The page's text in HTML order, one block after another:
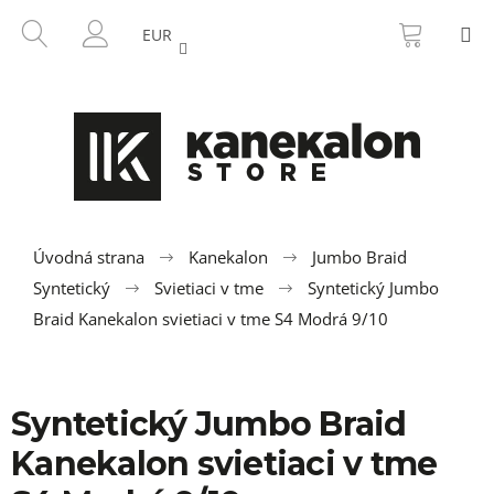
HĽADAŤ
PRIHLÁSENIE
EUR KOŠÍK
Úvodná strana Kanekalon
Jumbo Braid
Syntetický
Svietiaci v tme
Syntetický Jumbo
Braid Kanekalon svietiaci v tme S4 Modrá 9/10
Syntetický Jumbo Braid
Kanekalon svietiaci v tme
SPÄŤ
SPÄŤ
e
b
e
t
e